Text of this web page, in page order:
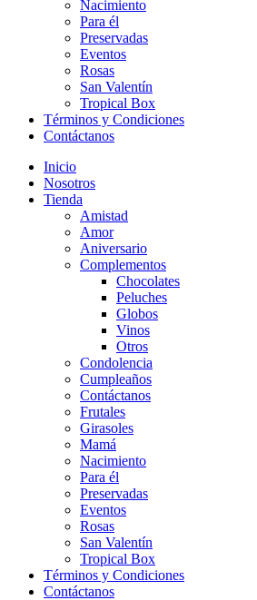
Nacimiento
Para él
Preservadas
Eventos
Rosas
San Valentín
Tropical Box
Términos y Condiciones
Contáctanos
Inicio
Nosotros
Tienda
Amistad
Amor
Aniversario
Complementos
Chocolates
Peluches
Globos
Vinos
Otros
Condolencia
Cumpleaños
Contáctanos
Frutales
Girasoles
Mamá
Nacimiento
Para él
Preservadas
Eventos
Rosas
San Valentín
Tropical Box
Términos y Condiciones
Contáctanos